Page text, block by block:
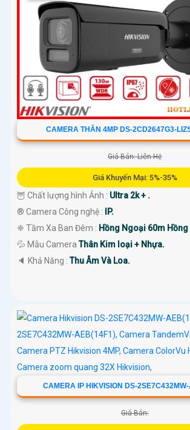
CAMERA THÂN 4MP DS-2CD2647G3-
Giá Bán: Liên Hệ
Giá Khuyến Mại: 5%-35%
🦉 Chất lượng hình Ảnh : Ultra 2k + .
®️ Camera Công nghệ :
IP.
❈ Tầm Xa Ban Đêm : Hồng Ngoại 60m Hồng
💦 Mẫu CameraThân Kim loại + Nhựa.
️🔈 Khả Năng :Thu Âm Và Loa.
CAMERA IP HIKVISION DS-
Giá Bán: